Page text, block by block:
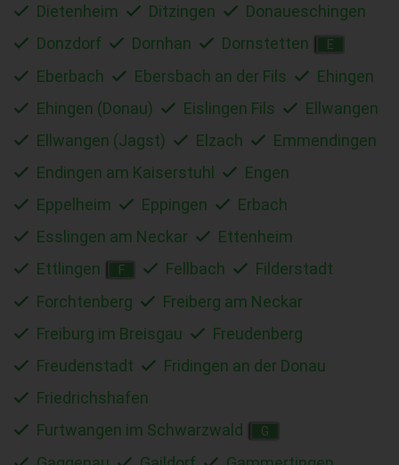
Dietenheim Ditzingen
Donaueschingen
Donzdorf
Dornhan Dornstetten E
Eberbach Ebersbach an der Fils
Ehingen
Ehingen (Donau)
Eislingen Fils
Ellwangen
Ellwangen (Jagst)
Elzach
Emmendingen
Endingen am Kaiserstuhl
Engen
Eppelheim
Eppingen
Erbach
Esslingen am Neckar
Ettenheim
Ettlingen
F Fellbach
Filderstadt
Forchtenberg
Freiberg am Neckar
Freiburg im Breisgau
Freudenberg
Freudenstadt
Fridingen an der Donau
Friedrichshafen
Furtwangen im Schwarzwald
G